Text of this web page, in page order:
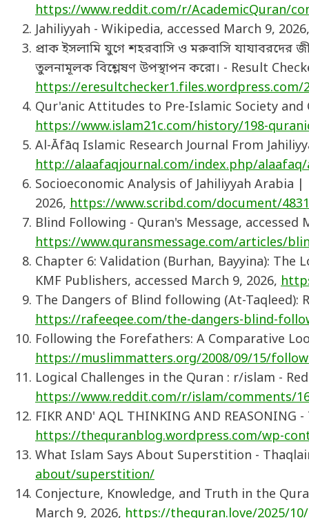
https://www.reddit.com/r/AcademicQuran/
Jahiliyyah - Wikipedia, accessed March 9,
প্রাক ইসলামি যুগে শহরবাসি ও মরুবাসি যাযাবরদের
তুলনামূলক বিশ্লেষণ উপস্থাপন করো। - Result
https://
Qur'anic Attitudes to Pre-Islamic Society and
https://www.islam21c.com/history/198-
Al-Āfāq Islamic Research Journal From
http://alaafaqjournal.com/index.php/
Socioeconomic Analysis of Jahiliyyah Arabia
2026, https://www.scribd.com/document/
Blind Following - Quran's Message, accessed
https://www.quransmessage.com/articles/
Chapter 6: Validation (Burhan, Bayyina): The
KMF Publishers, accessed March 9, 2026,
The Dangers of Blind following (At-Taqleed):
https://rafeeqee.com/the-dangers-blind-
Following the Forefathers: A Comparative
https://muslimmatters.org/2008/09/15/
Logical Challenges in the Quran : r/islam -
https://www.reddit.com/r/islam/comments/
FIKR AND' AQL THINKING AND
https://thequranblog.wordpress.com/wp-
What Islam Says About Superstition -
about/superstition/
Conjecture, Knowledge, and Truth in the
March 9, 2026, https://thequran.love/2025/